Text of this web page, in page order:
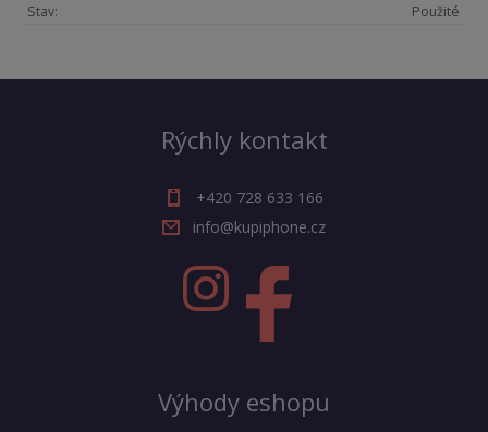
Stav:
Použité
Rýchly kontakt
+420 728 633 166
info@kupiphone.cz
Výhody eshopu